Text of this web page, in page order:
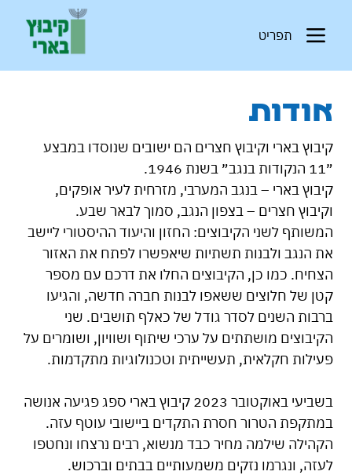
תפריט
אודות
קיבוץ בארי וקיבוץ חצרים הם ישובים שנוסדו במבצע
״11 הנקודות בנגב״ בשנת 1946.
קיבוץ בארי – בנגב המערבי, מזרחית לעיר אופקים,
וקיבוץ חצרים – בצפון הנגב, סמוך לבאר שבע.
המשותף לשני הקיבוצים: החזון והיעוד ההיסטורי ליישב
את הנגב ולבנות תשתיות שיאפשרו לפתח את האזור
הצחיח. כמו כן, הקיבוצים החלו את דרכם עם מספר
קטן של חלוצים ששאפו לבנות חברה חדשה, והגיעו
ברבות השנים לסדר גודל של כאלף תושבים. שני
הקיבוצים מושתתים על ערכי שיתוף ושוויון, ושומרים על
פעילות חקלאית, תעשייתית וטכנולוגיות מתקדמות.
בשביעי באוקטובר 2023 קיבוץ בארי ספג פגיעה אנושה
במתקפת הטרור חסרת התקדים ביישובי עוטף עזה.
הקהילה שילמה מחיר כבד מנשוא, רבים נרצחו ונחטפו
לעזה, ונגרמו נזקים משמעותיים בבתים וברכוש.